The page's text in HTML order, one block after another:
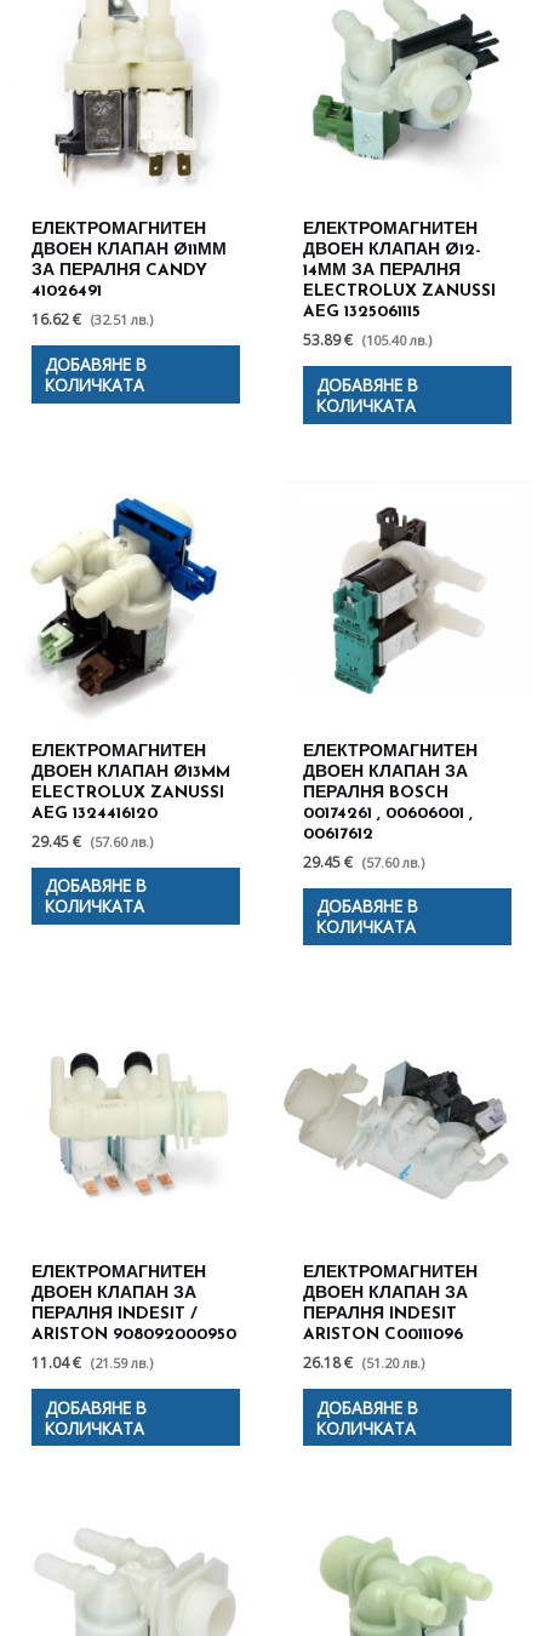
ЕЛЕКТРОМАГНИТЕН
ДВОЕН КЛАПАН Ø11ММ
ЗА ПЕРАЛНЯ CANDY
41026491
16.62 € (32.51 лв.)
ДОБАВЯНЕ В
КОЛИЧКАТА
ЕЛЕКТРОМАГНИТЕН
ДВОЕН КЛАПАН Ø12-
14ММ ЗА ПЕРАЛНЯ
ELECTROLUX ZANUSSI
AEG 1325061115
53.89 € (105.40 лв.)
ДОБАВЯНЕ В
КОЛИЧКАТА
ЕЛЕКТРОМАГНИТЕН
ДВОЕН КЛАПАН Ø13MM
ELECTROLUX ZANUSSI
AEG 1324416120
29.45 € (57.60 лв.)
ДОБАВЯНЕ В
КОЛИЧКАТА
ЕЛЕКТРОМАГНИТЕН
ДВОЕН КЛАПАН ЗА
ПЕРАЛНЯ BOSCH
00174261 , 00606001 ,
00617612
29.45 € (57.60 лв.)
ДОБАВЯНЕ В
КОЛИЧКАТА
ЕЛЕКТРОМАГНИТЕН
ДВОЕН КЛАПАН ЗА
ПЕРАЛНЯ INDESIT /
ARISTON 908092000950
11.04 € (21.59 лв.)
ДОБАВЯНЕ В
КОЛИЧКАТА
ЕЛЕКТРОМАГНИТЕН
ДВОЕН КЛАПАН ЗА
ПЕРАЛНЯ INDESIT
ARISTON C00111096
26.18 € (51.20 лв.)
ДОБАВЯНЕ В
КОЛИЧКАТА